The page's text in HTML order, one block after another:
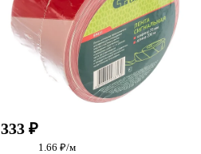
333 ₽
1.66 ₽/м